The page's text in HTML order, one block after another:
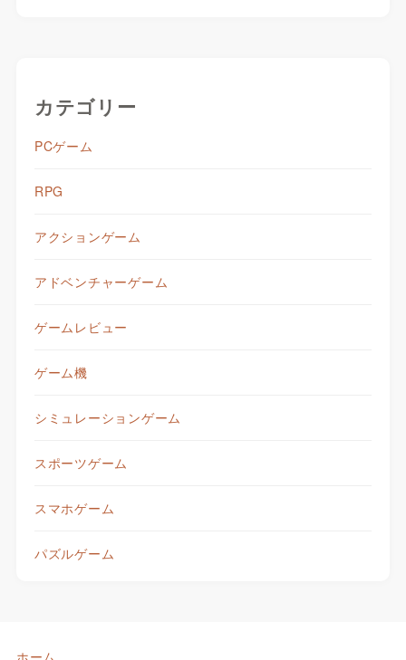
カテゴリー
PCゲーム
RPG
アクションゲーム
アドベンチャーゲーム
ゲームレビュー
ゲーム機
シミュレーションゲーム
スポーツゲーム
スマホゲーム
パズルゲーム